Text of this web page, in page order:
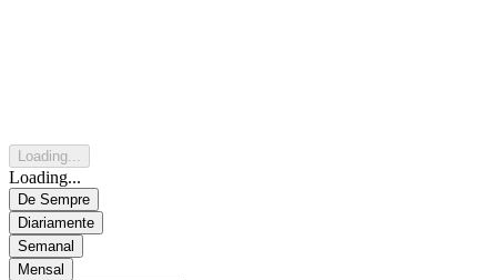
Loading...
Loading...
De Sempre
Diariamente
Semanal
Mensal